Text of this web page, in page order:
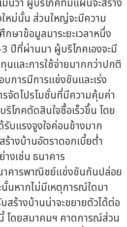
ว่า ผู้บริโภคที่มีแผนจะสร้าง
หม่นั้น ส่วนใหญ่จะมีความ
ษาข้อมูลมาระยะเวลาหนึ่ง
ปีที่ผ่านมา ผู้บริโภคเองจะมี
นและการใช้จ่ายมากกว่าปกติ
บการมีการแข่งขันและเร่ง
จัดโปรโมชั่นที่มีความคุ้มค่า
ริโภคตัดสินใจซื้อเร็วขึ้น โดย
บแรงจูงใจค่อนข้างมาก
างบ้านอัตราดอกเบี้ยต่ำ
งเช่น ธนาคาร
นาคารพาณิชย์แข่งขันกันปล่อย
นหากไม่มีเหตุการณ์ใดมา
ร้างบ้านน่าจะขยายตัวได้ต่อ
โดยสมาคมฯ คาดการณ์ส่วน